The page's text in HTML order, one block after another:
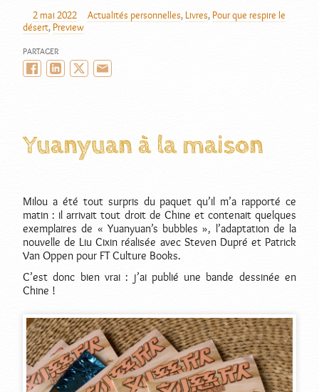
AUTEUR
PUBLIÉ
LE
2 mai 2022 CATÉGORIES
Actualités personnelles, Livres, Pour que respire le
désert, Preview
PARTAGER
FacebookLinkedInTwitter/X
Yuanyuan à la maison
Milou a été tout surpris du paquet qu’il m’a rapporté ce
matin : il arrivait tout droit de Chine et contenait quelques
exemplaires de « Yuanyuan’s bubbles », l’adaptation de la
nouvelle de Liu Cixin réalisée avec Steven Dupré et Patrick
Van Oppen pour FT Culture Books.
C’est donc bien vrai : j’ai publié une bande dessinée en
Chine !